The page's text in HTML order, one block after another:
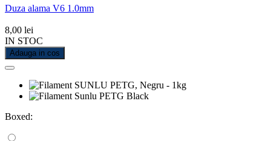
Duza alama V6 1.0mm
8,00 lei
IN STOC
Adauga in cos
Boxed: